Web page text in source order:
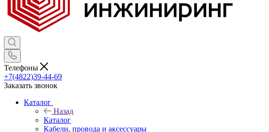
Телефоны
+7(4822)39-44-69
Заказать звонок
Каталог
Назад
Каталог
Кабели, провода и аксессуары